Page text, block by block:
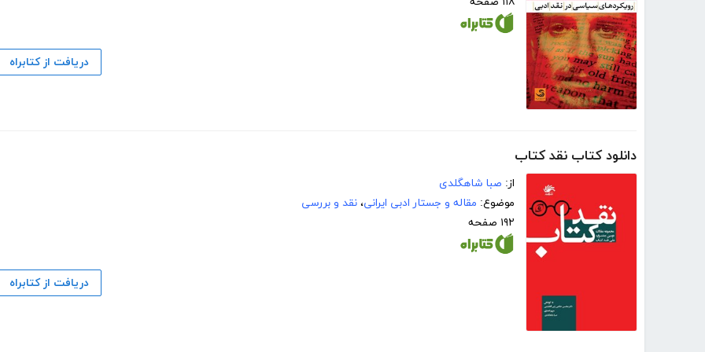
دریافت از کتابراه
دانلود کتاب نقد کتاب
از: صبا شاهگلدی
موضوع: مقاله و جستار ادبی ایرانی، نقد و بررسی
۱۹۲ صفحه
دریافت از کتابراه